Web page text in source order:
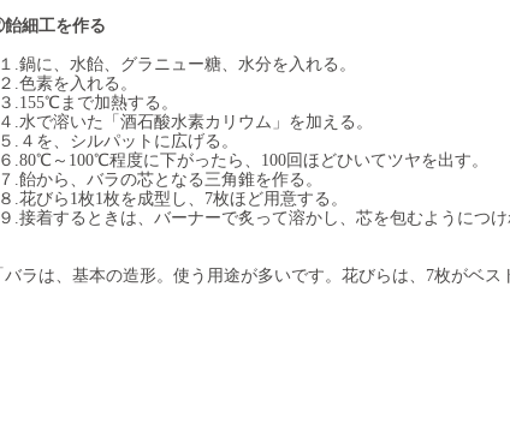
細工を作る
鍋に、水飴、グラニュー糖、水分を入れる。
色素を入れる。
155℃まで加熱する。
で溶いた「酒石酸水素カリウム」を加える。
を、シルパットに広げる。
～100℃程度に下がったら、100回ほどひいてツヤを出す。
から、バラの芯となる三角錐を作る。
びら1枚1枚を成型し、7枚ほど用意する。
接着するときは、バーナーで炙って溶かし、芯を包むようにつ
バラは、基本の造形。使う用途が多いです。花びらは、7枚がベス